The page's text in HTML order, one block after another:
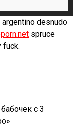
argentino desnudo
spruce
fuck.
с 3